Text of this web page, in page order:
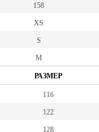
158
XS
S
M
РАЗМЕР
116
122
128